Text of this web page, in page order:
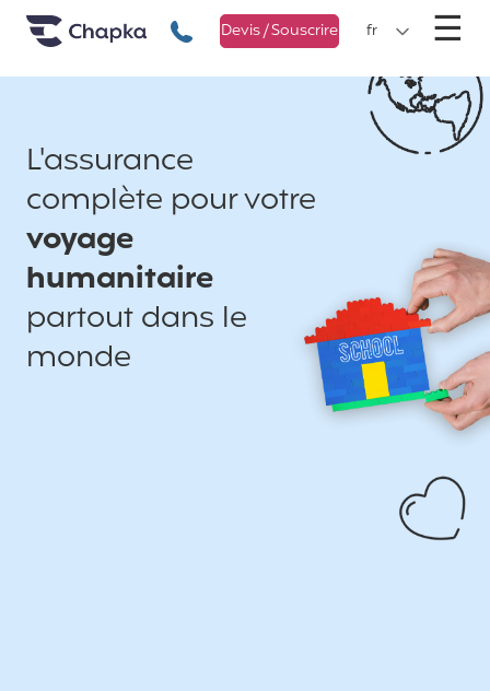
Chapka Assurances Voyages
+33 1 74 85 50 50
Devis / Souscrire fr ☰
L'assurance
complète pour votre
voyage
humanitaire
partout dans le
monde